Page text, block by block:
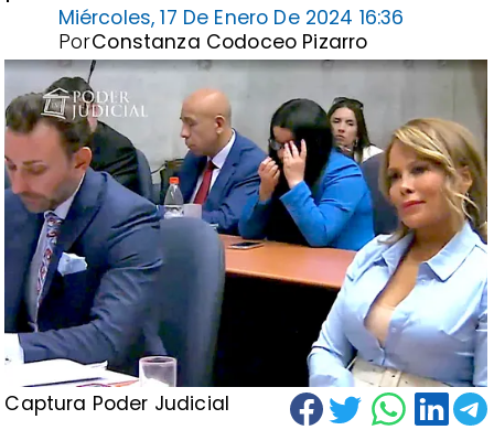
Miércoles, 17 De Enero De 2024 16:36
Constanza Codoceo Pizarro
Por
Captura Poder Judicial